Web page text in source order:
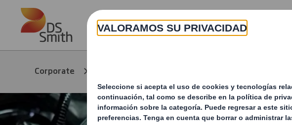
Skip to main content
Acerca de
Corporate